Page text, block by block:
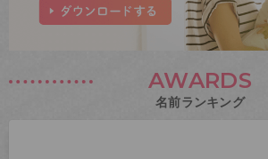
AWARDS
名前ランキング